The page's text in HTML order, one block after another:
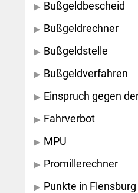
Bußgeldbescheid
Bußgeldrechner
Bußgeldstelle
Bußgeldverfahren
Einspruch gegen
Fahrverbot
MPU
Promillerechner
Punkte in Flensburg